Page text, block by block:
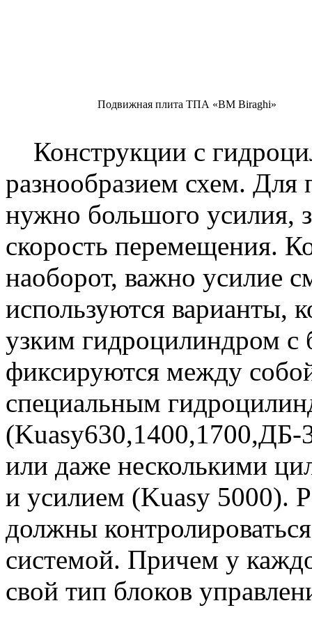
Подвижная плита ТПА «BM Biraghi»
Конструкции с
разнообразием схем. Для
нужно большого усилия,
скорость перемещения.
наоборот, важно усилие
используются варианты,
узким гидроцилиндром
фиксируются между
специальным
или даже несколькими
и усилием (Kuasy 5000).
должны
системой. Причем у
свой тип блоков